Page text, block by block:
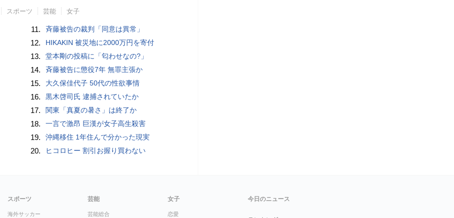
スポーツ 芸能 女子
11. 斉藤被告の裁判「同意は異常」
12. HIKAKIN 被災地に2000万円を寄付
13. 堂本剛の投稿に「匂わせなの?」
14. 斉藤被告に懲役7年 無罪主張か
15. 大久保佳代子 50代の性欲事情
16. 黒木啓司氏 逮捕されていたか
17. 関東「真夏の暑さ」は終了か
18. 一言で激昂 巨漢が女子高生殺害
19. 沖縄移住 1年住んで分かった現実
20. ヒコロヒー 割引お握り買わない
スポーツ
海外サッカー
芸能
芸能総合
女子
恋愛
今日のニュース